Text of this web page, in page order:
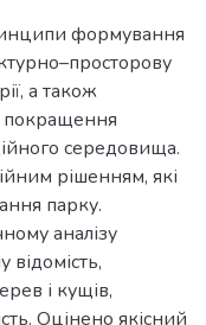
формування
а також
покращення
середовища.
рішенням, які
парку.
аналізу
і кущів,
Оцінено якісний